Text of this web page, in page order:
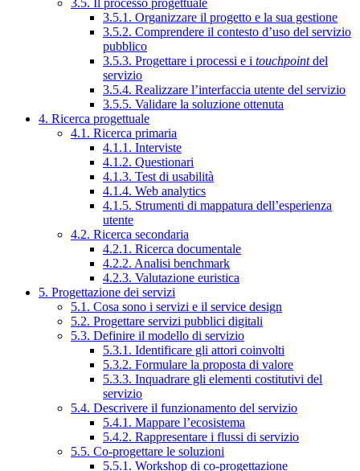
3.5.1. Organizzare il progetto e la sua gestione
3.5.2. Comprendere il contesto d’uso del servizio
pubblico
3.5.3. Progettare i processi e i touchpointdel
servizio
3.5.4. Realizzare l’interfaccia utente del servizio
3.5.5. Validare la soluzione ottenuta
4. Ricerca progettuale
4.1. Ricerca primaria
4.1.1. Interviste
4.1.2. Questionari
4.1.3. Test di usabilità
4.1.4. Web analytics
4.1.5. Strumenti di mappatura dell’esperienza
utente
4.2. Ricerca secondaria
4.2.1. Ricerca documentale
4.2.2. Analisi benchmark
4.2.3. Valutazione euristica
5. Progettazione dei servizi
5.1. Cosa sono i servizi e il service design
5.2. Progettare servizi pubblici digitali
5.3. Definire il modello di servizio
5.3.1. Identificare gli attori coinvolti
5.3.2. Formulare la proposta di valore
5.3.3. Inquadrare gli elementi costitutivi del
servizio
5.4. Descrivere il funzionamento del servizio
5.4.1. Mappare l’ecosistema
5.4.2. Rappresentare i flussi di servizio
5.5. Co-progettare le soluzioni
5.5.1. Workshop di co-progettazione